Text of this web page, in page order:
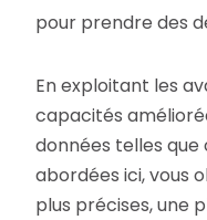
pour prendre des
En exploitant les
capacités
données telles que
abordées ici, vous
plus précises, une